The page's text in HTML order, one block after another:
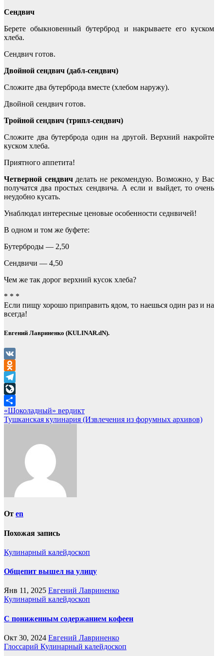
Сендвич
Берете обыкновенный бутерброд и накрываете его куском
хлеба.
Сендвич готов.
Двойной сендвич (дабл-сендвич)
Сложите два бутерброда вместе (хлебом наружу).
Двойной сендвич готов.
Тройной сендвич (трипл-сендвич)
Сложите два бутерброда один на другой. Верхний накройте
куском хлеба.
Приятного аппетита!
Четверной сендвичделать не рекомендую. Возможно, у Вас
получатся два простых сендвича. А если и выйдет, то очень
неудобно кусать.
Унаблюдал интересные ценовые особенности седнвичей!
В одном и том же буфете:
Бутерброды — 2,50
Сендвичи — 4,50
Чем же так дорог верхний кусок хлеба?
* * *
Если пищу хорошо приправить ядом, то наешься один раз и на
всегда!
Евгений Лавриненко (KULINAR.dN).
VK
Odnoklassniki
Telegram
LiveJournal
Отправить
Навигация
по
«Шоколадный» вердикт
Тушканская кулинария (Извлечения из форумных архивов)
От en
Похожая запись
Кулинарный калейдоскоп
Общепит вышел на улицу
Янв 11, 2025 Евгений Лавриненко
Кулинарный калейдоскоп
С пониженным содержанием кофеен
Окт 30, 2024 Евгений Лавриненко
Глоссарий Кулинарный калейдоскоп